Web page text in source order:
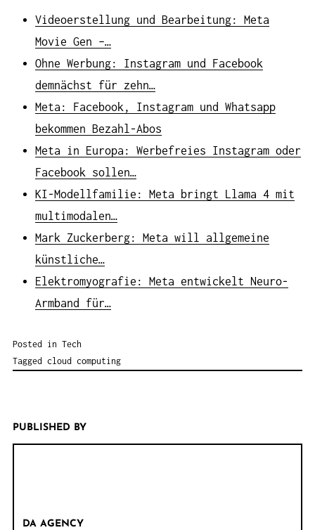
Videoerstellung und Bearbeitung: Meta
Movie Gen –…
Ohne Werbung: Instagram und Facebook
demnächst für zehn…
Meta: Facebook, Instagram und Whatsapp
bekommen Bezahl-Abos
Meta in Europa: Werbefreies Instagram oder
Facebook sollen…
KI-Modellfamilie: Meta bringt Llama 4 mit
multimodalen…
Mark Zuckerberg: Meta will allgemeine
künstliche…
Elektromyografie: Meta entwickelt Neuro-
Armband für…
Posted in Tech
Tagged cloud computing
PUBLISHED BY
DA AGENCY